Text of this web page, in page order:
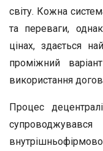
світу. Кожна
та переваги,
цінах, здається
проміжний
використання
Процес